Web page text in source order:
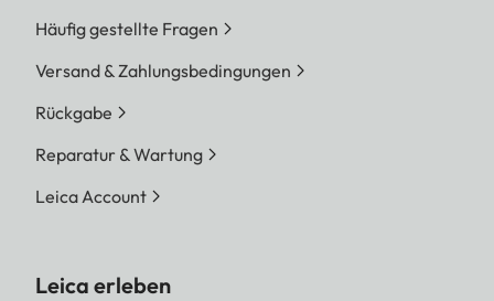
Häufig gestellte Fragen
Versand & Zahlungsbedingungen
Rückgabe
Reparatur & Wartung
Leica Account
Leica erleben